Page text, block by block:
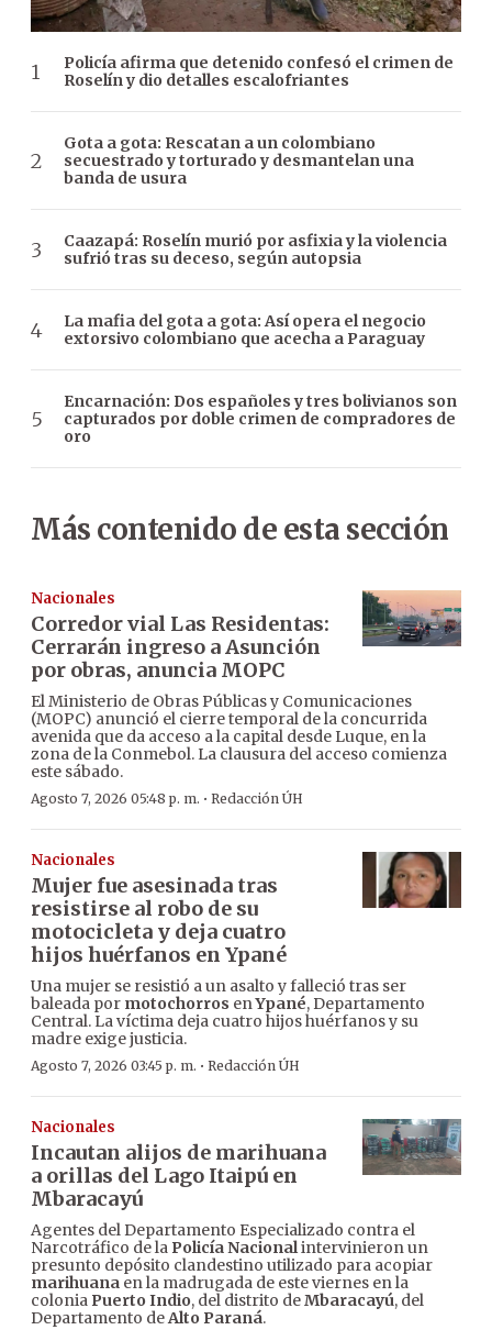
Policía afirma que detenido confesó el crimen de
Roselín y dio detalles escalofriantes
Gota a gota: Rescatan a un colombiano
secuestrado y torturado y desmantelan una
banda de usura
Caazapá: Roselín murió por asfixia y la violencia
sufrió tras su deceso, según autopsia
La mafia del gota a gota: Así opera el negocio
extorsivo colombiano que acecha a Paraguay
Encarnación: Dos españoles y tres bolivianos son
capturados por doble crimen de compradores de
oro
Más contenido de esta sección
Nacionales
Corredor vial Las Residentas:
Cerrarán ingreso a Asunción
por obras, anuncia MOPC
El Ministerio de Obras Públicas y Comunicaciones
(MOPC) anunció el cierre temporal de la concurrida
avenida que da acceso a la capital desde Luque, en la
zona de la Conmebol. La clausura del acceso comienza
este sábado.
Agosto 7, 2026 05:48 p. m. · Redacción ÚH
Nacionales
Mujer fue asesinada tras
resistirse al robo de su
motocicleta y deja cuatro
hijos huérfanos en Ypané
Una mujer se resistió a un asalto y falleció tras ser
baleada por motochorros enYpané, Departamento
Central. La víctima deja cuatro hijos huérfanos y su
madre exige justicia.
Agosto 7, 2026 03:45 p. m. · Redacción ÚH
Nacionales
Incautan alijos de marihuana
a orillas del Lago Itaipú en
Mbaracayú
Agentes del Departamento Especializado contra el
Narcotráfico de la Policía Nacionalintervinieron un
presunto depósito clandestino utilizado para acopiar
marihuana en la madrugada de este viernes en la
colonia Puerto Indio, del distrito deMbaracayú, del
Departamento deAlto Paraná.